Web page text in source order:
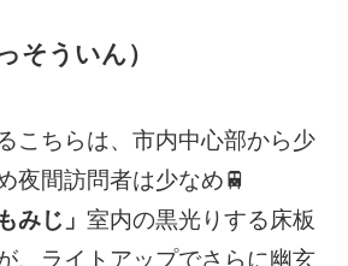
そういん）
こちらは、市内中心部から少
夜間訪問者は少なめ🚆
みじ」室内の黒光りする床板
、ライトアップでさらに幽玄